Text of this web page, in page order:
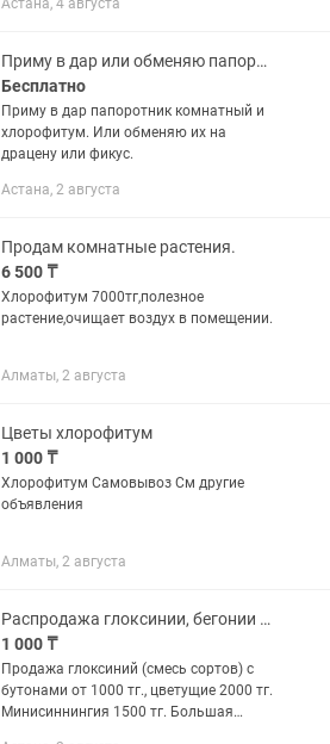
комнатных растений. Он быстро
кустик и...
Астана, 4 августа
Приму в дар или обменяю папоротник
Бесплатно
Приму в дар папоротник комнатный и
хлорофитум. Или обменяю их на
драцену или фикус.
Астана, 2 августа
Продам комнатные растения.
6 500 ₸
Хлорофитум 7000тг,полезное
растение,очищает воздух в помещении.
Алматы, 2 августа
Цветы хлорофитум
1 000 ₸
Хлорофитум Самовывоз См другие
объявления
Алматы, 2 августа
Распродажа глоксинии, бегонии и другие растения.
1 000 ₸
Продажа глоксиний (смесь сортов) с
бутонами от 1000 тг., цветущие 2000 тг.
Минисиннингия 1500 тг. Большая